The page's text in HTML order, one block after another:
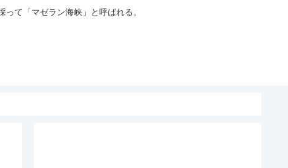
て「マゼラン海峡」と呼ばれる。